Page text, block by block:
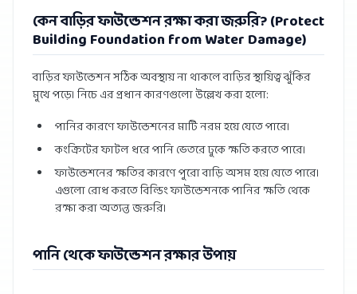
কেন বাড়ির ফাউন্ডেশন রক্ষা করা জরুরি? (Protect
Building Foundation from Water Damage)
বাড়ির ফাউন্ডেশন সঠিক অবস্থায় না থাকলে বাড়ির স্থায়িত্ব ঝুঁকির
মুখে পড়ে। নিচে এর প্রধান কারণগুলো উল্লেখ করা হলো:
পানির কারণে ফাউন্ডেশনের মাটি নরম হয়ে যেতে পারে।
কংক্রিটের ফাটল ধরে পানি ভেতরে ঢুকে ক্ষতি করতে পারে।
ফাউন্ডেশনের ক্ষতির কারণে পুরো বাড়ি অসম হয়ে যেতে পারে।
এগুলো রোধ করতে বিল্ডিং ফাউন্ডেশনকে পানির ক্ষতি থেকে
রক্ষা করা অত্যন্ত জরুরি।
পানি থেকে ফাউন্ডেশন রক্ষার উপায়